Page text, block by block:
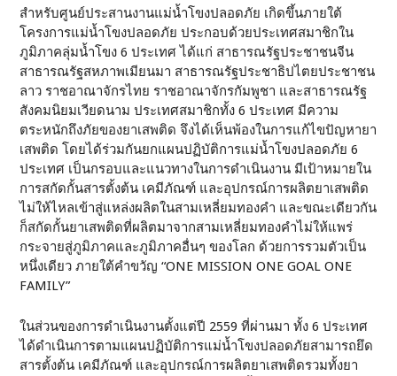
สำหรับศูนย์ประสานงานแม่น้ำโขงปลอดภัย เกิดขึ้นภายใต้
โครงการแม่น้ำโขงปลอดภัย ประกอบด้วยประเทศสมาชิกใน
ภูมิภาคลุ่มน้ำโขง 6 ประเทศ ได้แก่ สาธารณรัฐประชาชนจีน
สาธารณรัฐสหภาพเมียนมา สาธารณรัฐประชาธิปไตยประชาชน
ลาว ราชอาณาจักรไทย ราชอาณาจักรกัมพูชา และสาธารณรัฐ
สังคมนิยมเวียดนาม ประเทศสมาชิกทั้ง 6 ประเทศ มีความ
ตระหนักถึงภัยของยาเสพติด จึงได้เห็นพ้องในการแก้ไขปัญหายา
เสพติด โดยได้ร่วมกันยกแผนปฏิบัติการแม่น้ำโขงปลอดภัย 6
ประเทศ เป็นกรอบและแนวทางในการดำเนินงาน มีเป้าหมายใน
การสกัดกั้นสารตั้งต้น เคมีภัณฑ์ และอุปกรณ์การผลิตยาเสพติด
ไม่ให้ไหลเข้าสู่แหล่งผลิตในสามเหลี่ยมทองคำ และขณะเดียวกัน
ก็สกัดกั้นยาเสพติดที่ผลิตมาจากสามเหลี่ยมทองคำไม่ให้แพร่
กระจายสู่ภูมิภาคและภูมิภาคอื่นๆ ของโลก ด้วยการรวมตัวเป็น
หนึ่งเดียว ภายใต้คำขวัญ “ONE MISSION ONE GOAL ONE
FAMILY”
ในส่วนของการดำเนินงานตั้งแต่ปี 2559 ที่ผ่านมา ทั้ง 6 ประเทศ
ได้ดำเนินการตามแผนปฏิบัติการแม่น้ำโขงปลอดภัยสามารถยึด
สารตั้งต้น เคมีภัณฑ์ และอุปกรณ์การผลิตยาเสพติดรวมทั้งยา